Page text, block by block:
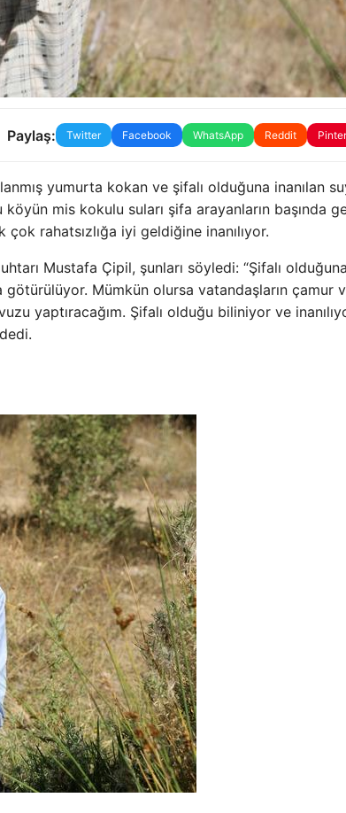
Paylaş: Twitter Facebook WhatsApp Reddit
yumurta kokan ve şifalı olduğuna inanılan
mis kokulu suları şifa arayanların başında
rahatsızlığa iyi geldiğine inanılıyor.
Mustafa Çipil, şunları söyledi: “Şifalı olduğuna
Mümkün olursa vatandaşların çamur
yaptıracağım. Şifalı olduğu biliniyor ve